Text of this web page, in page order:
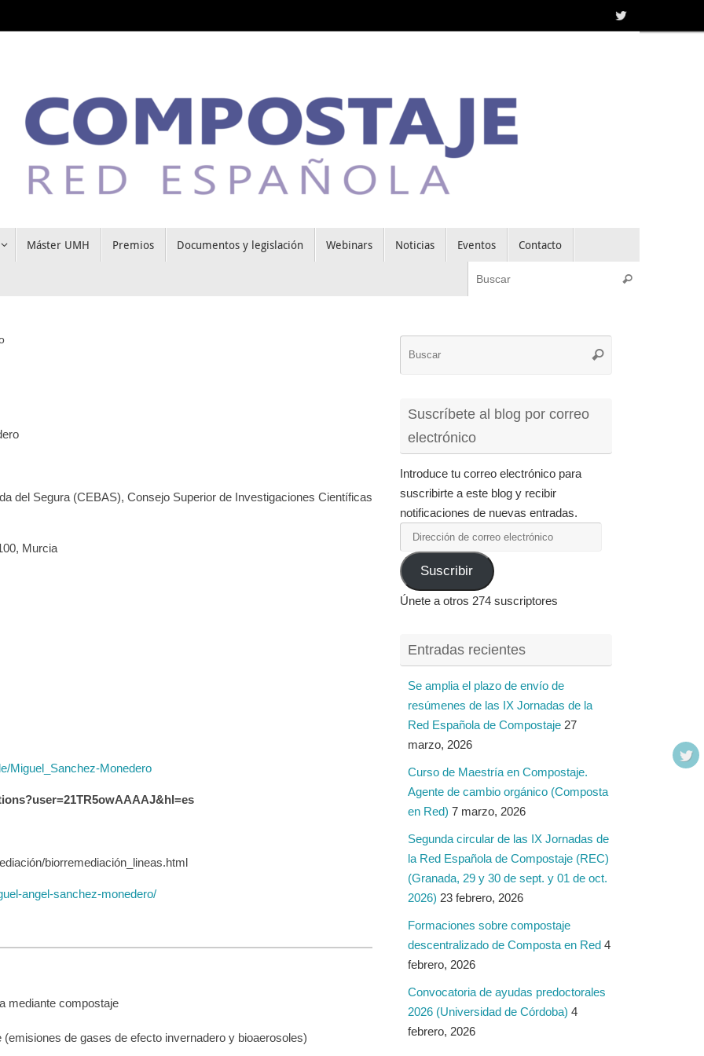
Máster UMH Premios Documentos y legislación Webinars Noticias Eventos Contacto
Buscar
del Segura (CEBAS), Consejo Superior de Investigaciones Científicas
Murcia
Miguel_Sanchez-Monedero
biorremediación_lineas.html
angel-sanchez-monedero/
mediante compostaje
de gases de efecto invernadero y bioaerosoles)
Buscar
Suscríbete al blog por correo
electrónico
Introduce tu correo electrónico para
suscribirte a este blog y recibir
notificaciones de nuevas entradas.
Dirección
de
correo
electrónico
Suscribir
Únete a otros 274 suscriptores
Entradas recientes
Se amplia el plazo de envío de
resúmenes de las IX Jornadas de la
Red Española de Compostaje 27
marzo, 2026
Curso de Maestría en Compostaje.
Agente de cambio orgánico (Composta
en Red) 7 marzo, 2026
Segunda circular de las IX Jornadas de
la Red Española de Compostaje (REC)
(Granada, 29 y 30 de sept. y 01 de oct.
2026) 23 febrero, 2026
Formaciones sobre compostaje
descentralizado de Composta en Red 4
febrero, 2026
Convocatoria de ayudas predoctorales
2026 (Universidad de Córdoba) 4
febrero, 2026